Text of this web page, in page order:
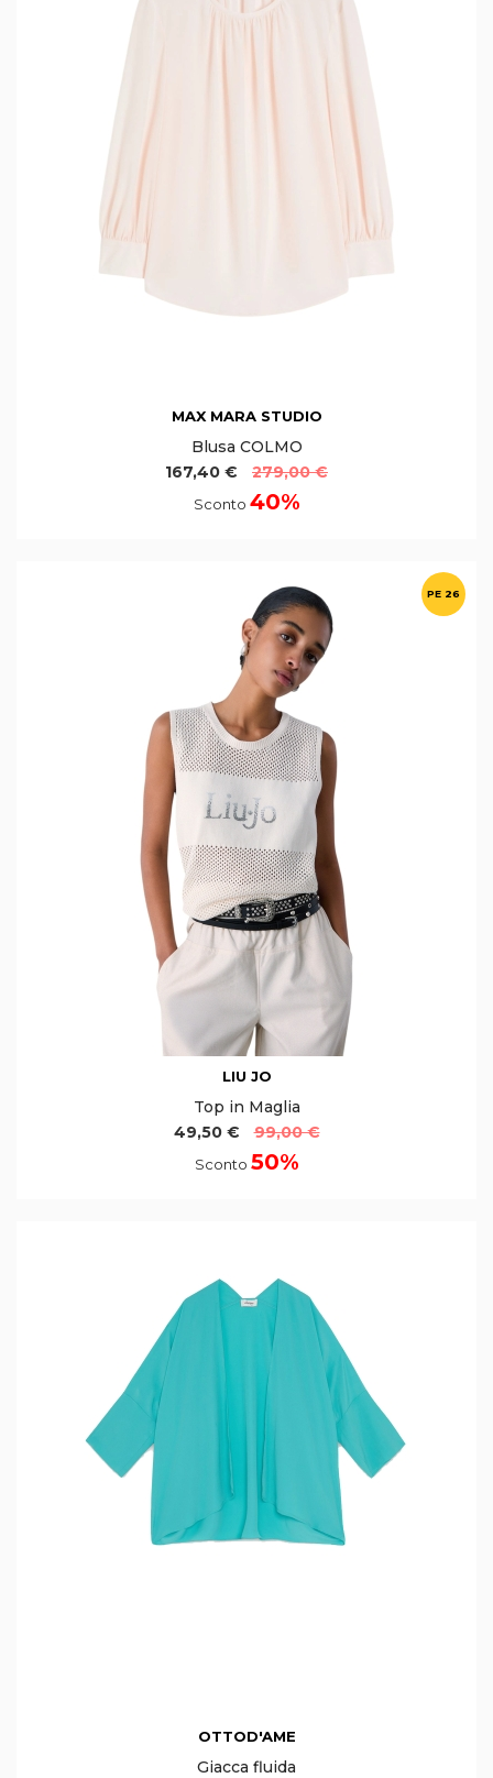
MAX MARA STUDIO
Blusa COLMO
167,40 €
279,00 €
Sconto 40%
PE 26
LIU JO
Top in Maglia
49,50 €
99,00 €
Sconto 50%
OTTOD'AME
Giacca fluida